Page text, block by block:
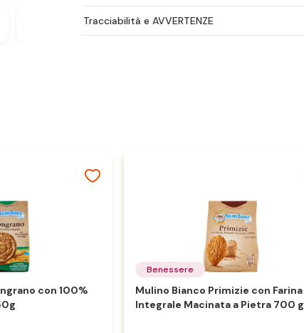
Tracciabilità e AVVERTENZE
con 100%
Benessere
Mulino Bianco Primizie con Farina
Integrale Macinata a Pietra 700 g